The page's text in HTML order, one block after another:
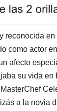
reconocida
como actor
afecto
su vida
a la novia